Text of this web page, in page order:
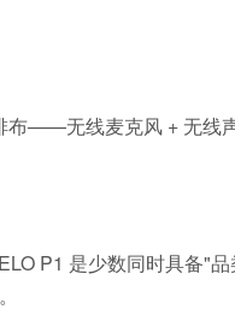
布——无线麦克风 + 无线
P1 是少数同时具备"